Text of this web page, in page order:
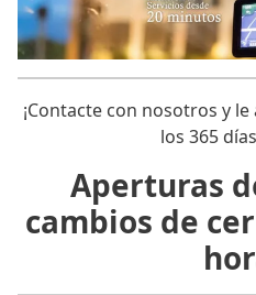
¡Contacte con nosotros y
los 365
Aperturas
cambios de